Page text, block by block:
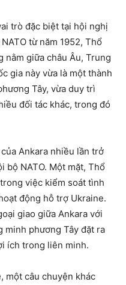
trò đặc biệt tại hội nghị
từ năm 1952, Thổ
nằm giữa châu Âu, Trung
gia này vừa là một thành
Tây, vừa duy trì
đối tác khác, trong đó
Ankara nhiều lần trở
bộ NATO. Một mặt, Thổ
việc kiểm soát tình
động hỗ trợ Ukraine.
giao giữa Ankara với
minh phương Tây đặt ra
ích trong liên minh.
một câu chuyện khác